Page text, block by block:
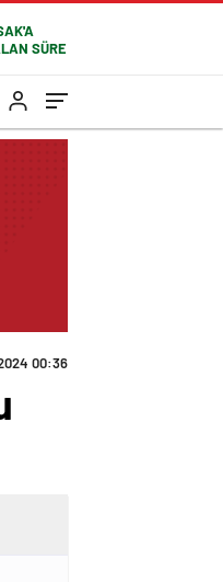
SÜRE
00:36